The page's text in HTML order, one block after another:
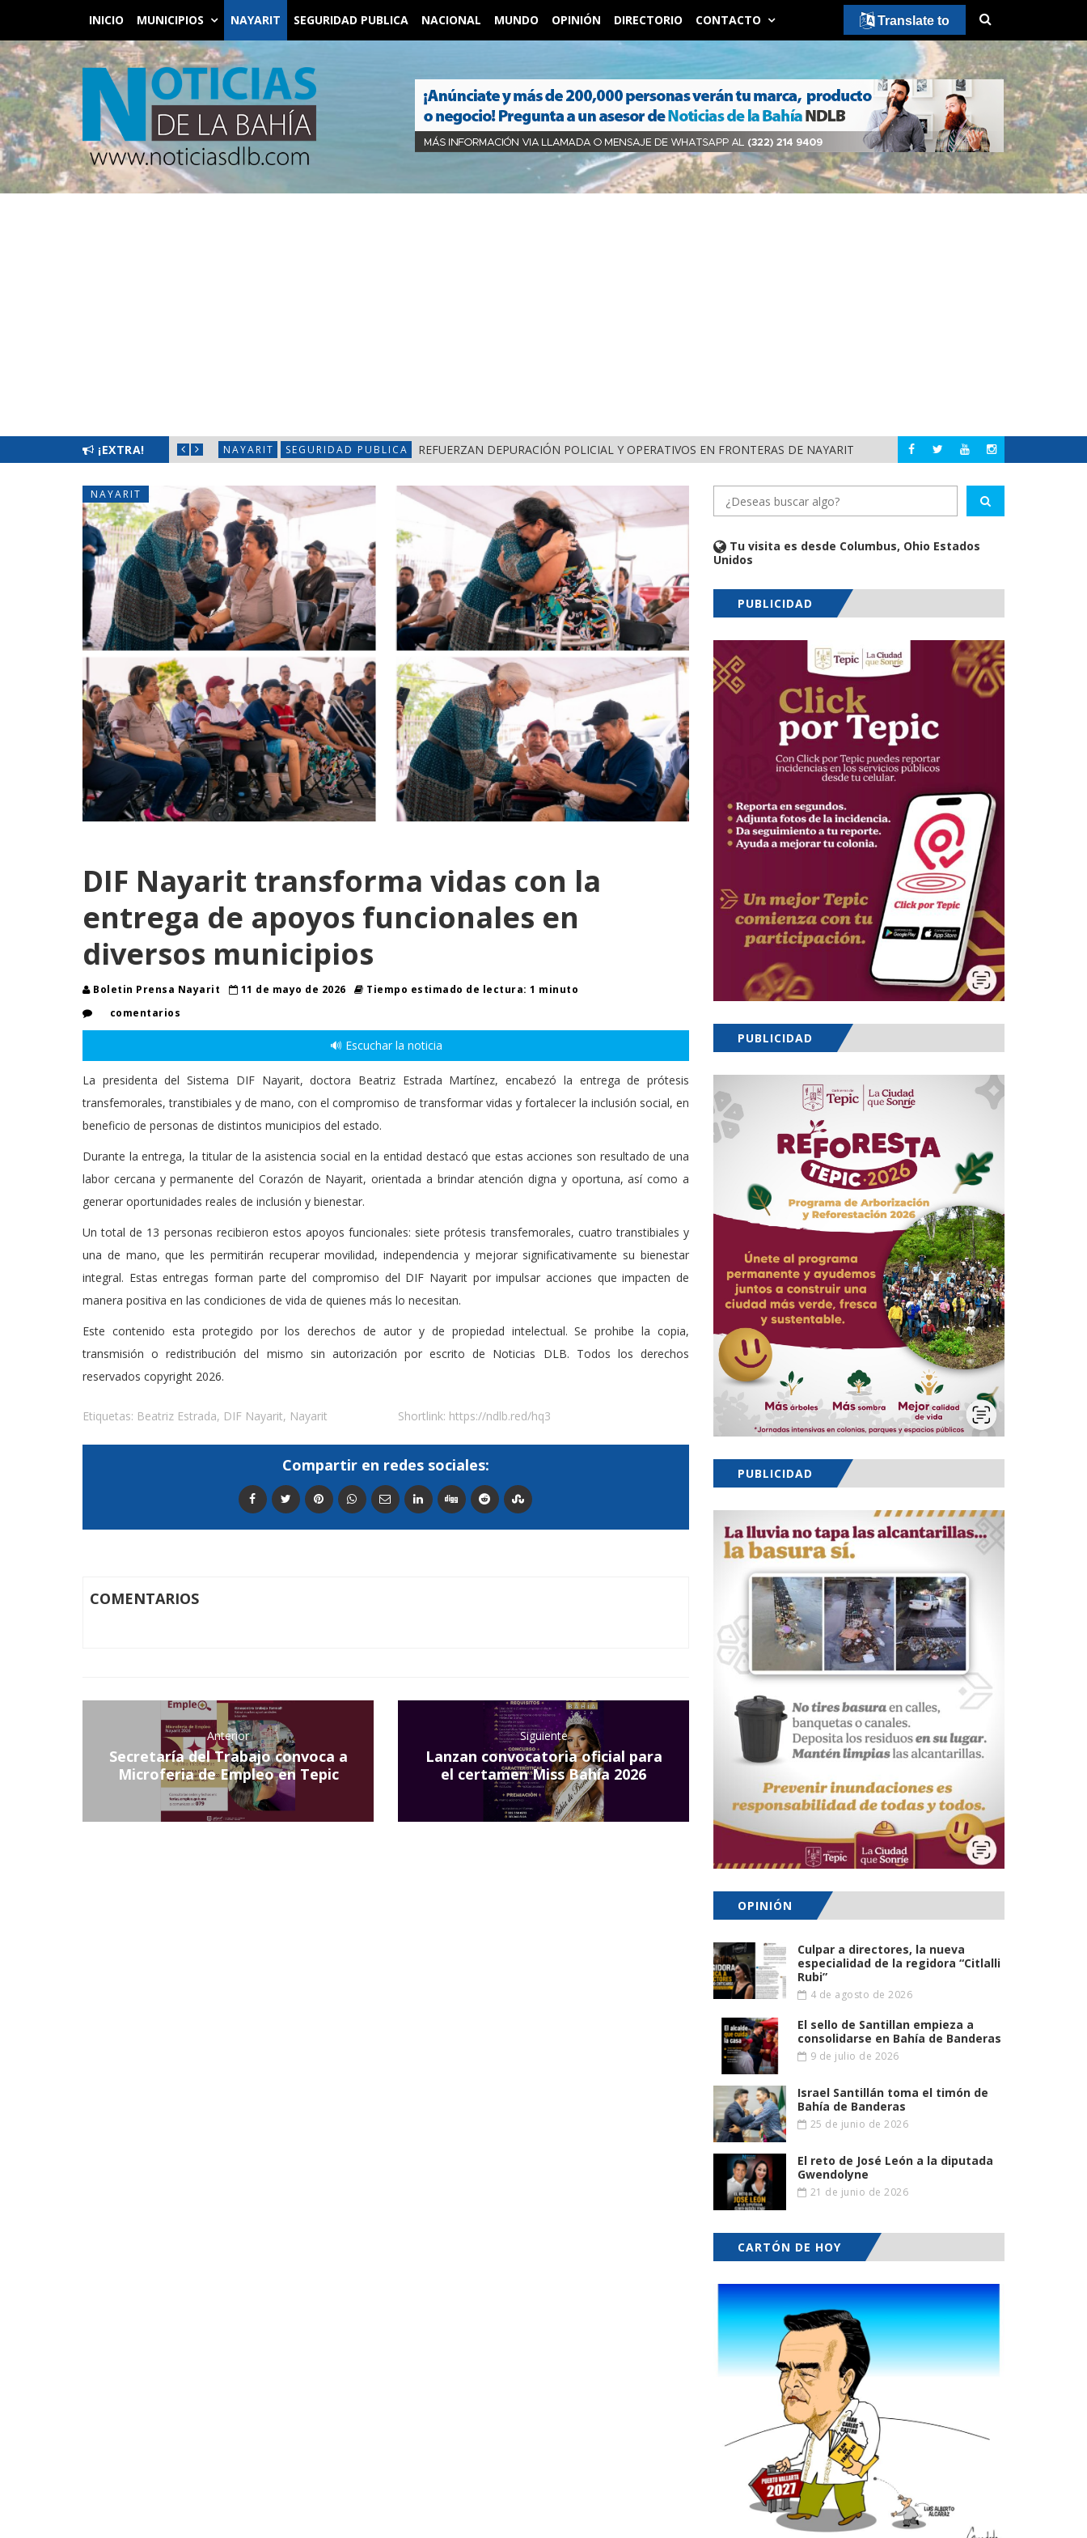
INICIO MUNICIPIOS NAYARIT SEGURIDAD PUBLICA NACIONAL MUNDO OPINIÓN DIRECTORIO CONTACTO
¡EXTRA!
EN BAHÍA DE BANDERAS NAYARIT SEGURIDAD PUBLICA REFUERZAN DEPURACIÓN POLICIAL Y OPERATIVOS EN FRONTERAS DE NAYARIT NAYARIT MUNICIPIOS DE
NAYARIT
DIF Nayarit transforma vidas con la
entrega de apoyos funcionales en
diversos municipios
Boletin Prensa Nayarit 11 de mayo de 2026
Tiempo estimado de lectura: 1 minuto
comentarios
🔊 Escuchar la noticia
La presidenta del Sistema DIF Nayarit, doctora Beatriz Estrada Martínez, encabezó la entrega de prótesis
transfemorales, transtibiales y de mano, con el compromiso de transformar vidas y fortalecer la inclusión social, en
beneficio de personas de distintos municipios del estado.
Durante la entrega, la titular de la asistencia social en la entidad destacó que estas acciones son resultado de una
labor cercana y permanente del Corazón de Nayarit, orientada a brindar atención digna y oportuna, así como a
generar oportunidades reales de inclusión y bienestar.
Un total de 13 personas recibieron estos apoyos funcionales: siete prótesis transfemorales, cuatro transtibiales y
una de mano, que les permitirán recuperar movilidad, independencia y mejorar significativamente su bienestar
integral. Estas entregas forman parte del compromiso del DIF Nayarit por impulsar acciones que impacten de
manera positiva en las condiciones de vida de quienes más lo necesitan.
Este contenido esta protegido por los derechos de autor y de propiedad intelectual. Se prohibe la copia,
transmisión o redistribución del mismo sin autorización por escrito de Noticias DLB. Todos los derechos
reservados copyright 2026.
Etiquetas: Beatriz Estrada, DIF Nayarit, Nayarit Shortlink: https://ndlb.red/hq3
Compartir en redes sociales:
COMENTARIOS
Anterior
Secretaría del Trabajo convoca a
Microferia de Empleo en Tepic
Siguiente
Lanzan convocatoria oficial para
el certamen Miss Bahía 2026
Tu visita es desde Columbus, Ohio Estados
Unidos
PUBLICIDAD
PUBLICIDAD
PUBLICIDAD
OPINIÓN
Culpar a directores, la nueva
especialidad de la regidora “Citlalli
Rubi”
4 de agosto de 2026
El sello de Santillan empieza a
consolidarse en Bahía de Banderas
9 de julio de 2026
Israel Santillán toma el timón de
Bahía de Banderas
25 de junio de 2026
El reto de José León a la diputada
Gwendolyne
21 de junio de 2026
CARTÓN DE HOY
Translate to